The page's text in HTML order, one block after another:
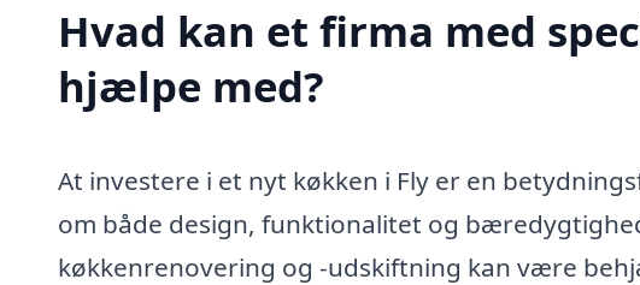
Hvad kan et firma med
hjælpe med?
At investere i et nyt køkken i Fly er en
om både design, funktionalitet og
køkkenrenovering og -udskiftning kan være